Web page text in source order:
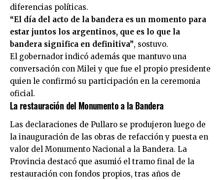
diferencias políticas.
“El día del acto de la bandera es un momento para
estar juntos los argentinos, que es lo que la
bandera significa en definitiva”, sostuvo.
El gobernador indicó además que mantuvo una
conversación con Milei y que fue el propio presidente
quien le confirmó su participación en la ceremonia
oficial.
La restauración del Monumento a la Bandera
Las declaraciones de Pullaro se produjeron luego de
la inauguración de las obras de refacción y puesta en
valor del Monumento Nacional a la Bandera. La
Provincia destacó que asumió el tramo final de la
restauración con fondos propios, tras años de